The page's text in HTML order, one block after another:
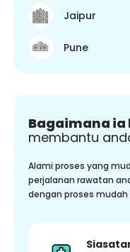
Jaipur
Pune
Bagaimana
membantu
Alami proses yang
perjalanan rawatan
dengan proses mudah